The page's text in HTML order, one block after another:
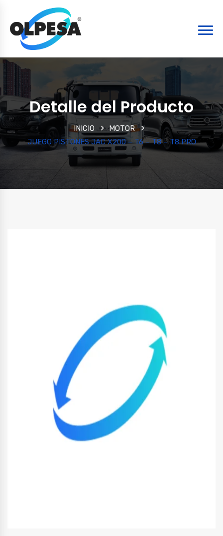
Detalle del Producto
INICIO
MOTOR
JUEGO PISTONES JAC X200 – T6 – T8 – T8 PRO